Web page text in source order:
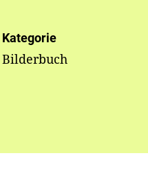
Kategorie
Bilderbuch